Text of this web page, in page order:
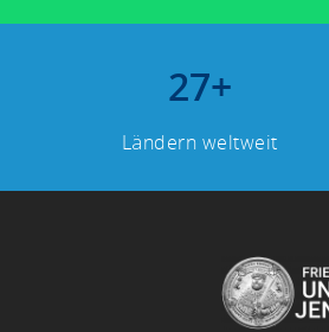
27+
Ländern weltweit